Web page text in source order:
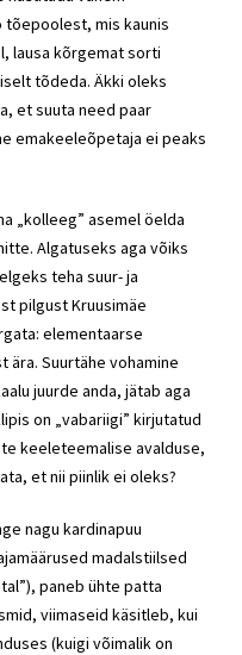
tõepoolest, mis kaunis
lausa kõrgemat sorti
tõdeda. Äkki oleks
et suuta need paar
emakeeleõpetaja ei peaks
„kolleeg” asemel öelda
Algatuseks aga võiks
teha suur- ja
pilgust Kruusimäe
elementaarse
Suurtähe vohamine
juurde anda, jätab aga
on „vabariigi” kirjutatud
keeleteemalise avalduse,
et nii piinlik ei oleks?
nagu kardinapuu
madalstiilsed
paneb ühte patta
viimaseid käsitleb, kui
(kuigi võimalik on